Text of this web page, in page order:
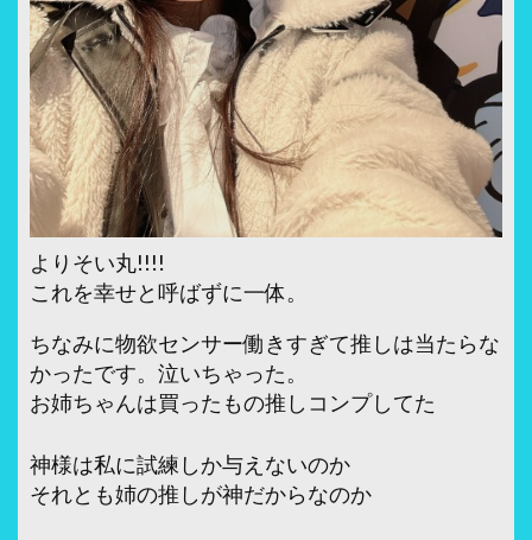
よりそい丸!!!!
これを幸せと呼ばずに一体。
ちなみに物欲センサー働きすぎて推しは当たらな
かったです。泣いちゃった。
お姉ちゃんは買ったもの推しコンプしてた
神様は私に試練しか与えないのか
それとも姉の推しが神だからなのか